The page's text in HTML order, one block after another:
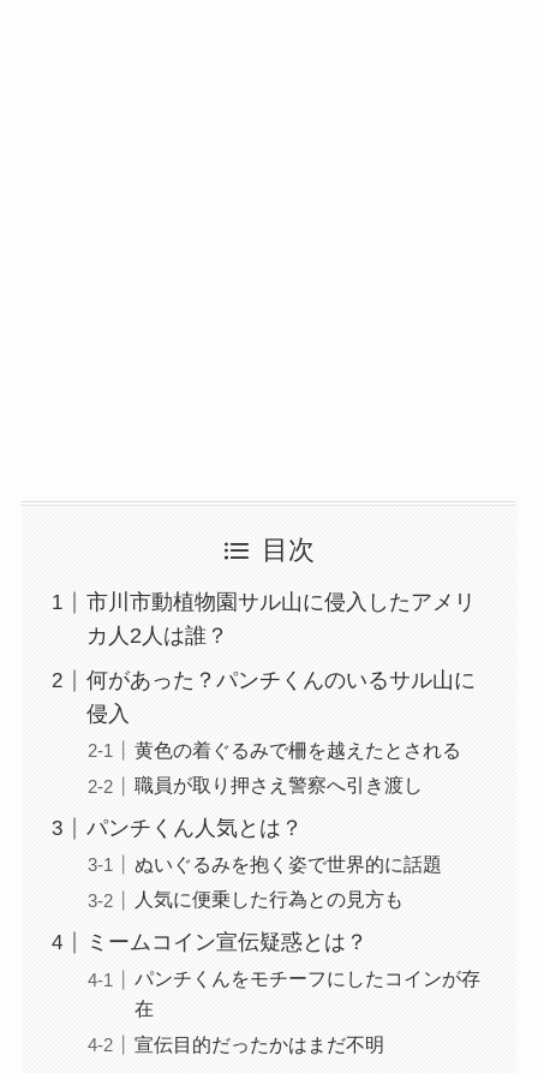
目次
市川市動植物園サル山に侵入したアメリ
カ人2人は誰？
何があった？パンチくんのいるサル山に
侵入
黄色の着ぐるみで柵を越えたとされる
職員が取り押さえ警察へ引き渡し
パンチくん人気とは？
ぬいぐるみを抱く姿で世界的に話題
人気に便乗した行為との見方も
ミームコイン宣伝疑惑とは？
パンチくんをモチーフにしたコインが存
在
宣伝目的だったかはまだ不明